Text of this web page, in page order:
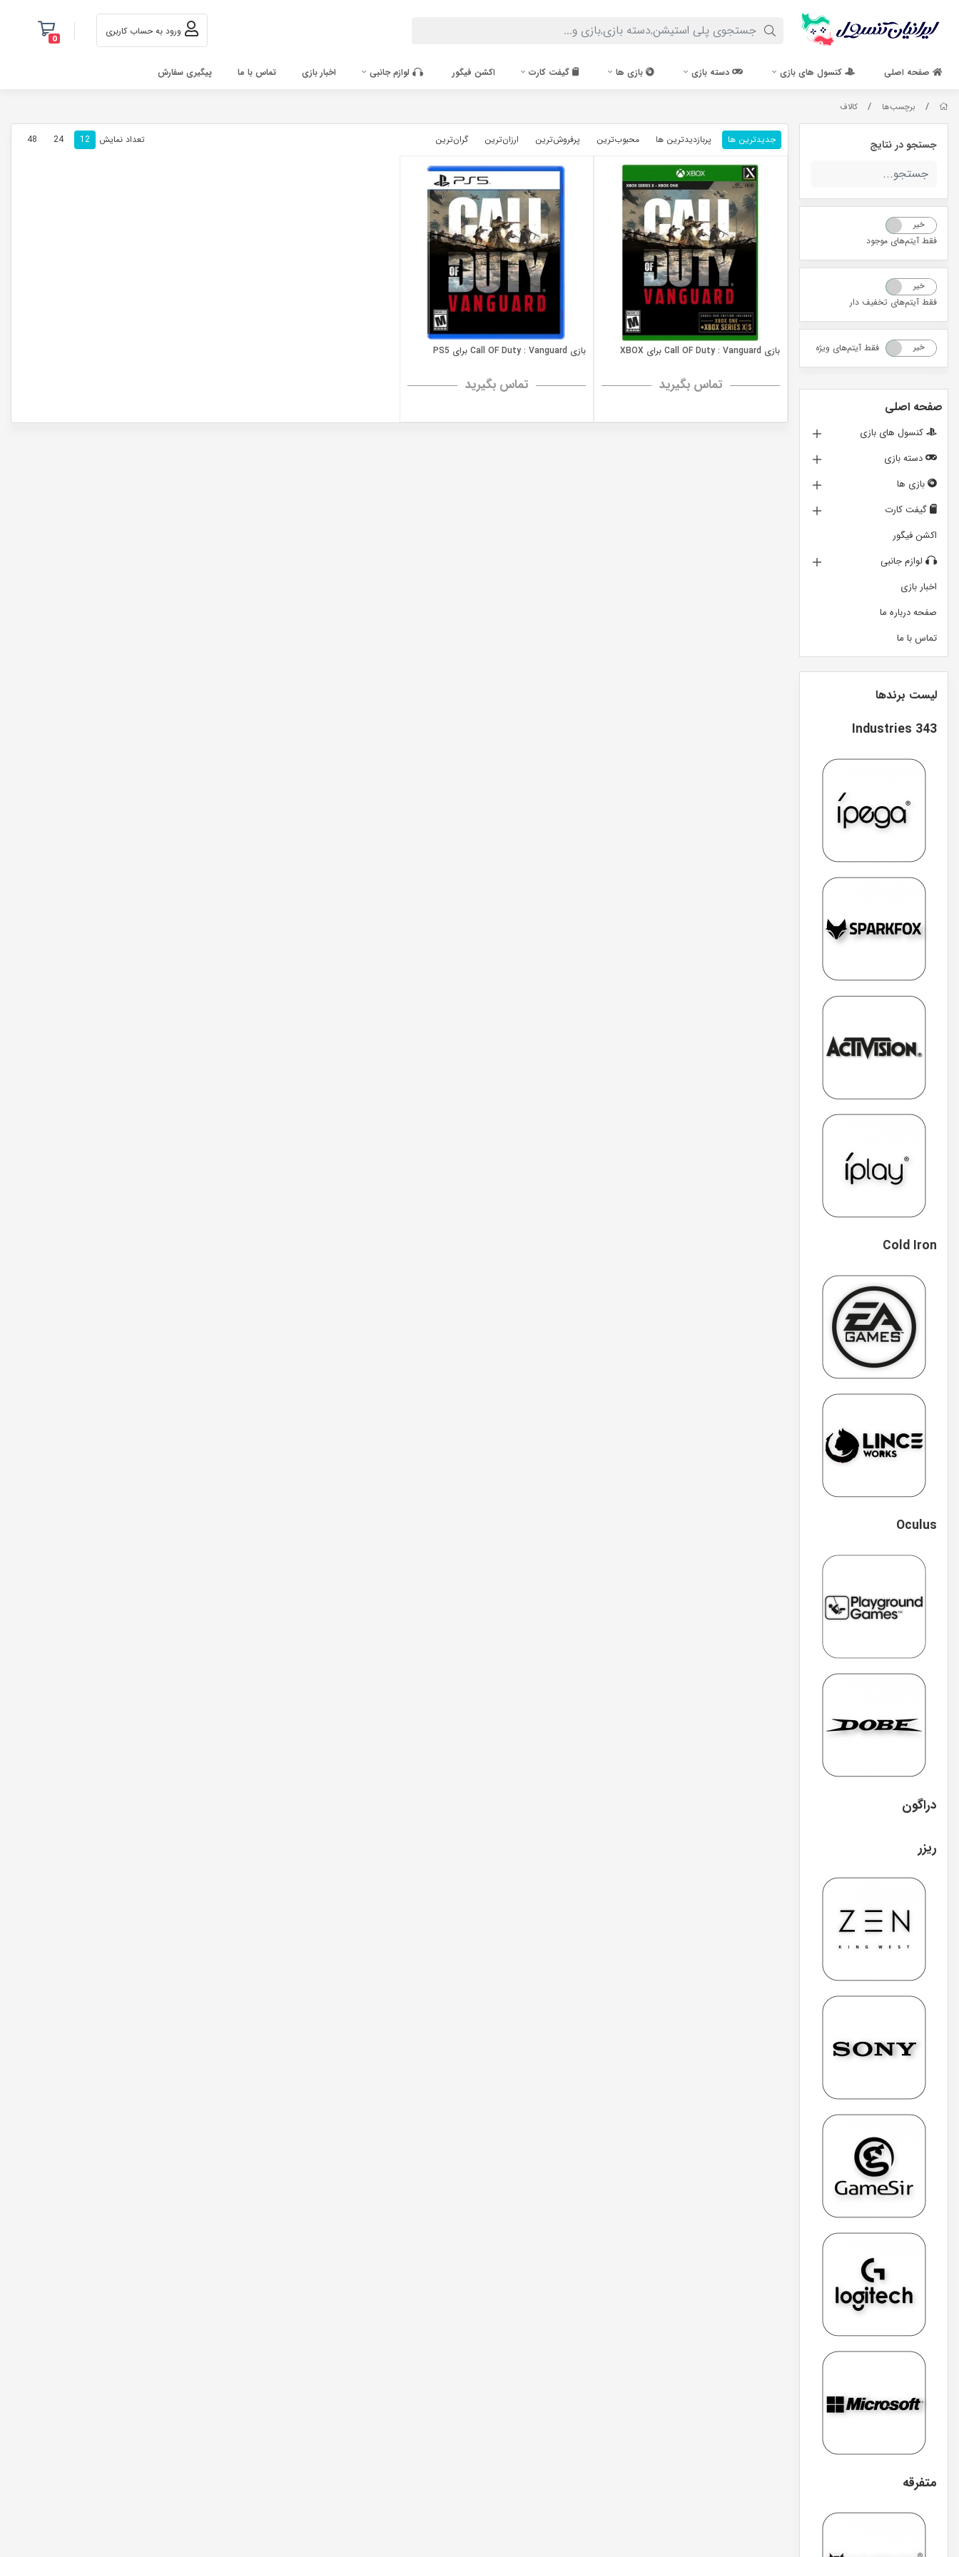
ورود به حساب کاربری
0
صفحه اصلی کنسول های بازی دسته بازی بازی ها گیفت کارت اکشن فیگور لوازم جانبی اخبار بازی تماس با ما پیگیری سفارش
/ برچسب‌ها / کالاف
جستجو در نتایج
خیر
فقط آیتم‌های موجود
خیر
فقط آیتم‌های تخفیف دار
بله خیر فقط آیتم‌های ویژه
صفحه اصلی
کنسول های بازی
دسته بازی
بازی ها
گیفت کارت
اکشن فیگور
لوازم جانبی
اخبار بازی
صفحه درباره ما
تماس با ما
لیست برندها
343 Industries
Cold Iron
Oculus
دراگون
ریزر
متفرقه
جدیدترین ها پربازدیدترین ها محبوب‌‌ترین پرفروش‌ترین ارزان‌ترین گران‌ترین تعداد نمایش 12
24
48
بازی Call OF Duty : Vanguard برای XBOX
تماس بگیرید
بازی Call OF Duty : Vanguard برای PS5
تماس بگیرید